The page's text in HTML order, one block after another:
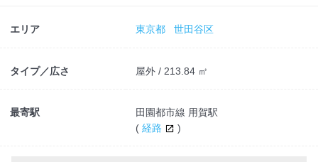
エリア 東京都 世田谷区
タイプ／広さ 屋外 / 213.84 ㎡
最寄駅
田園都市線 用賀駅
( 経路 )